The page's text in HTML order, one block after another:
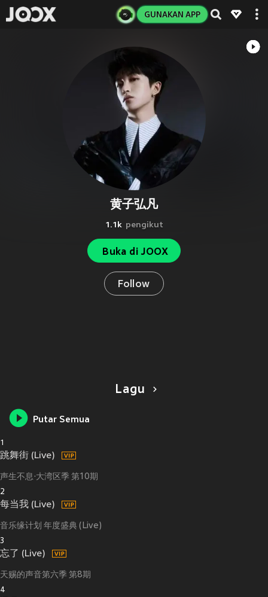
GUNAKAN APP
黄子弘凡
1.1k pengikut
Buka di JOOX
Follow
Lagu
Putar Semua
1
跳舞街 (Live)
声生不息·大湾区季 第10期
2
每当我 (Live)
音乐缘计划 年度盛典 (Live)
3
忘了 (Live)
天赐的声音第六季 第8期
4